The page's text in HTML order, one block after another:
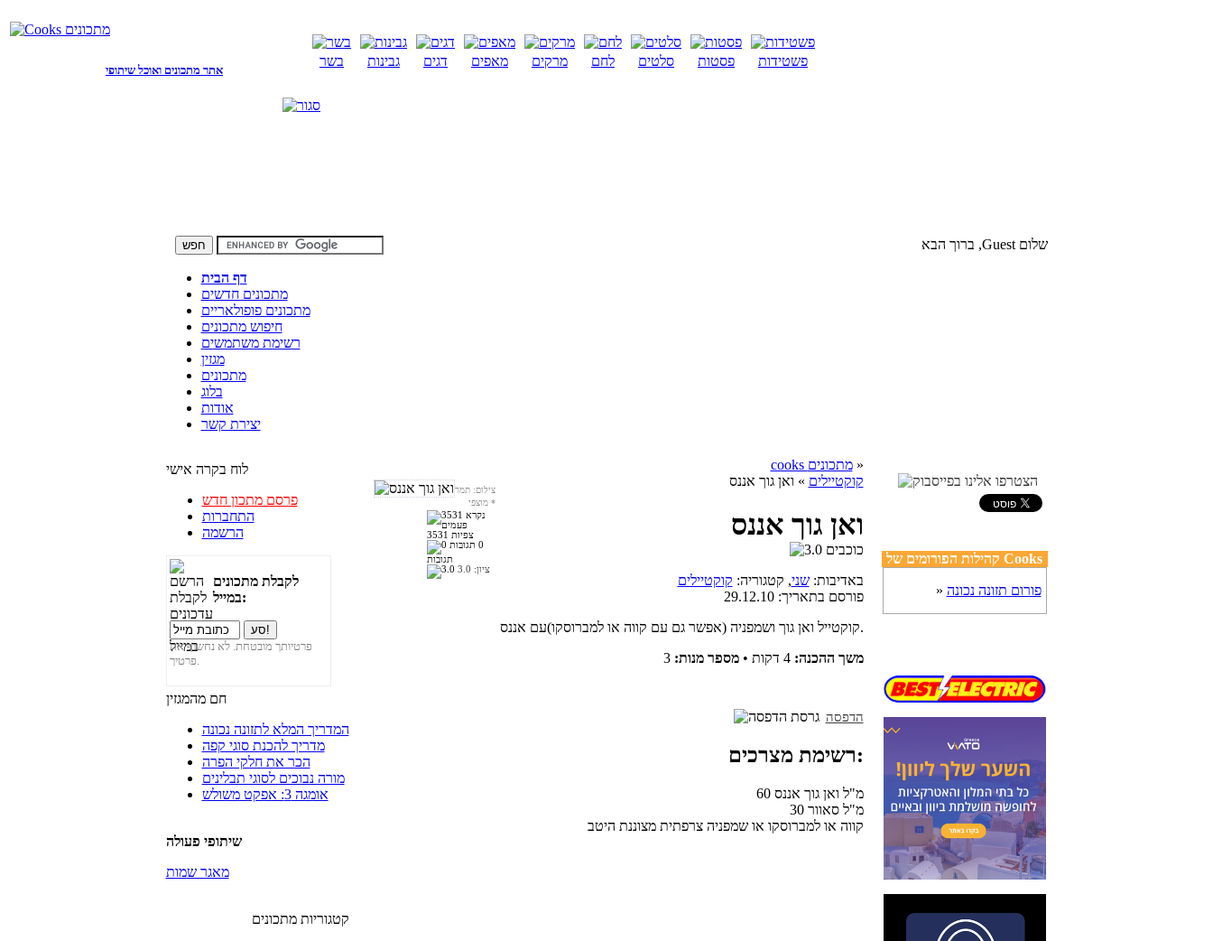
אתר מתכונים ואוכל שיתופי
בשר גבינות דגים מאפים מרקים לחם סלטים פסטות פשטידות
שלום Guest, ברוך הבא
דף הבית
מתכונים חדשים
מתכונים פופולאריים
חיפוש מתכונים
רשימת משתמשים
מגזין
מתכונים
בלוג
אודות
יצירת קשר
לוח בקרה אישי
פרסם מתכון חדש
התחברות
הרשמה
לקבלת מתכונים
במייל:
פרטיותך מובטחת. לא נחשוף את
פרטיך.
חם מהמגזין
המדריך המלא לתזונה נכונה
מדריך להכנת סוגי קפה
הכר את חלקי הפרה
מורה נבוכים לסוגי תבלינים
אומגה 3: אפקט משולש
שיתופי פעולה
מאגר שמות
קטגוריות מתכונים
צילום: תמר
מוצפי *
3531 צפיות
0
תגובות
ציון: 3.0
cooks מתכונים»
קוקטיילים » ואן גוך אננס
ואן גוך אננס
באדיבות:שני, קטגוריה: קוקטיילים
פורסם בתאריך:29.12.10
קוקטייל ואן גוך ושמפניה (אפשר גם עם קווה או למברוסקו)עם אננס.
משך ההכנה: 4 דקות •מספר מנות: 3
הדפסה
רשימת מצרכים:
60 מ"ל ואן גוך אננס
30 מ"ל סאוור
קווה או למברוסקו או שמפניה צרפתית מצוננת היטב
קהילות הפורומים של Cooks
» פורום תזונה נכונה